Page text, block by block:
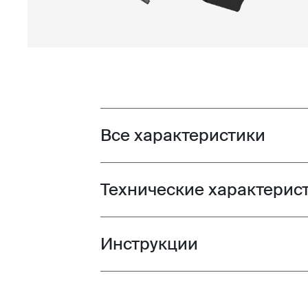
Toggle features
Все характеристики
Toggle techspec
Технические
Toggle guides and instructions
Инструкции